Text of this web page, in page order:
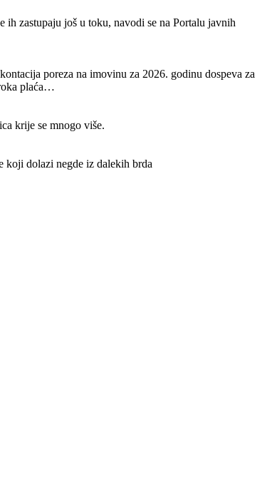
zastupaju još u toku, navodi se na Portalu javnih
poreza na imovinu za 2026. godinu dospeva za
plaća…
krije se mnogo više.
koji dolazi negde iz dalekih brda